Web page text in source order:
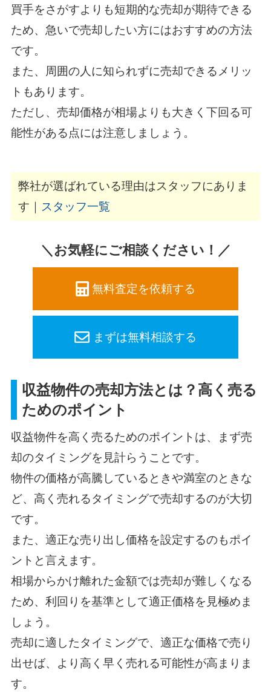
買手をさがすよりも短期的な売却が期待できる
ため、急いで売却したい方にはおすすめの方法
です。
また、周囲の人に知られずに売却できるメリッ
トもあります。
ただし、売却価格が相場よりも大きく下回る可
能性がある点には注意しましょう。
弊社が選ばれている理由はスタッフにありま
す｜
スタッフ一覧
＼お気軽にご相談ください！／
無料査定を依頼する
まずは無料相談する
収益物件の売却方法とは？高く売る
ためのポイント
収益物件を高く売るためのポイントは、まず売
却のタイミングを見計らうことです。
物件の価格が高騰しているときや満室のときな
ど、高く売れるタイミングで売却するのが大切
です。
また、適正な売り出し価格を設定するのもポイ
ントと言えます。
相場からかけ離れた金額では売却が難しくなる
ため、利回りを基準として適正価格を見極めま
しょう。
売却に適したタイミングで、適正な価格で売り
出せば、より高く早く売れる可能性が高まりま
す。